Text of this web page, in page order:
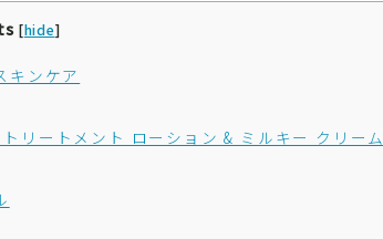
[hide]
キンケア
リートメント ローション & ミルキー クリーム